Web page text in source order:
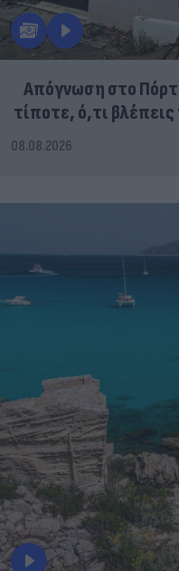
Απόγνωση στο
τίποτε, ό,τι
08.08.2026